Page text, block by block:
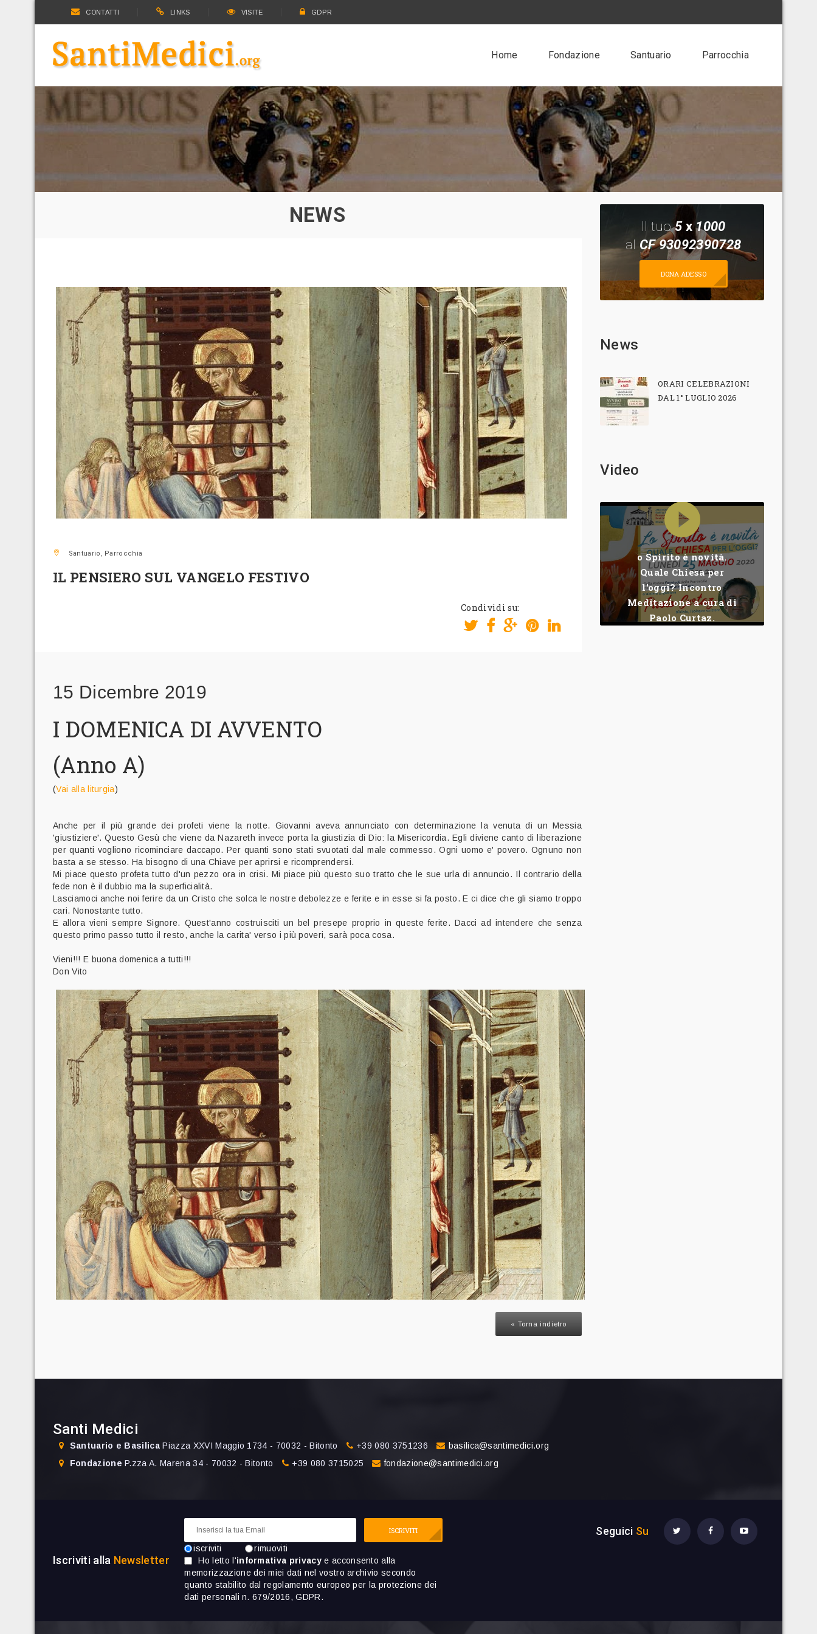
CONTATTI LINKS VISITE GDPR
Home Fondazione Santuario Parrocchia
NEWS
Santuario, Parrocchia
IL PENSIERO SUL VANGELO FESTIVO
Condividi su:
15 Dicembre 2019
I DOMENICA DI AVVENTO
(Anno A)
(Vai alla liturgia)
Anche per il più grande dei profeti viene la notte. Giovanni aveva annunciato con determinazione la venuta di un Messia
'giustiziere'. Questo Gesù che viene da Nazareth invece porta la giustizia di Dio: la Misericordia. Egli diviene canto di liberazione
per quanti vogliono ricominciare daccapo. Per quanti sono stati svuotati dal male commesso. Ogni uomo e' povero. Ognuno non
basta a se stesso. Ha bisogno di una Chiave per aprirsi e ricomprendersi.
Mi piace questo profeta tutto d'un pezzo ora in crisi. Mi piace più questo suo tratto che le sue urla di annuncio. Il contrario della
fede non è il dubbio ma la superficialità.
Lasciamoci anche noi ferire da un Cristo che solca le nostre debolezze e ferite e in esse si fa posto. E ci dice che gli siamo troppo
cari. Nonostante tutto.
E allora vieni sempre Signore. Quest'anno costruisciti un bel presepe proprio in queste ferite. Dacci ad intendere che senza
questo primo passo tutto il resto, anche la carita' verso i più poveri, sarà poca cosa.
Vieni!!! E buona domenica a tutti!!!
Don Vito
« Torna indietro
Il tuo5x1000
al CF 93092390728
DONA ADESSO
News
ORARI CELEBRAZIONI
DAL 1° LUGLIO 2026
Video
o Spirito è novità.
Quale Chiesa per
l'oggi? Incontro
Meditazione a cura di
Paolo Curtaz.
Santi Medici
Santuario e Basilica Piazza XXVI Maggio 1734 - 70032 - Bitonto +39 080 3751236
basilica@santimedici.org
Fondazione P.zza A. Marena 34 - 70032 - Bitonto +39 080 3715025 fondazione@santimedici.org
Iscriviti alla Newsletter
ISCRIVITI
iscriviti
rimuoviti
Ho letto l'informativa privacye acconsento alla
memorizzazione dei miei dati nel vostro archivio secondo
quanto stabilito dal regolamento europeo per la protezione dei
dati personali n. 679/2016, GDPR.
Seguici Su